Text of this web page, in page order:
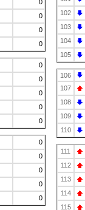
0
0
0
0
0
0
0
0
0
0
0
0
0
0
102
103
104
105
106
107
108
109
110
111
112
113
114
115